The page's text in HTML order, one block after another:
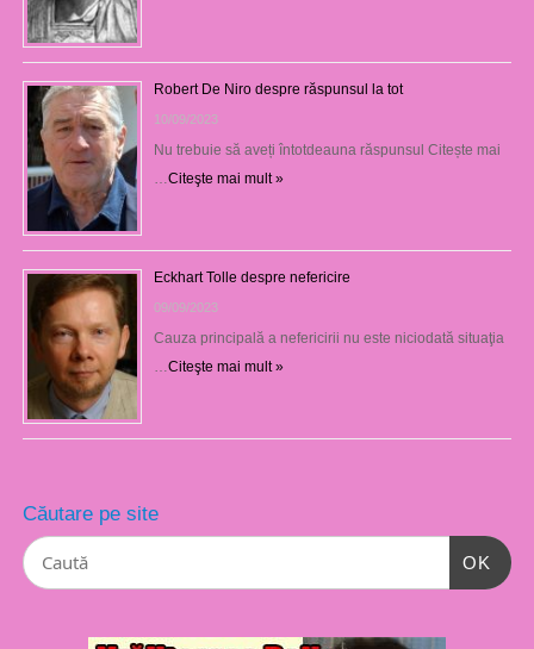
Robert De Niro despre răspunsul la tot
10/09/2023
Nu trebuie să aveți întotdeauna răspunsul Citește mai
Citeşte mai mult »
Eckhart Tolle despre nefericire
09/09/2023
Cauza principală a nefericirii nu este niciodată situaţia
Citeşte mai mult »
Căutare pe site
OK